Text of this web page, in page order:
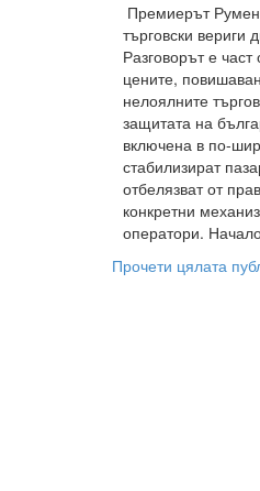
Премиерът
търговски вериги
Разговорът е
цените,
нелоялните
защитата на
включена в по-
стабилизират
отбелязват от
конкретни
оператори.
Прочети цялата